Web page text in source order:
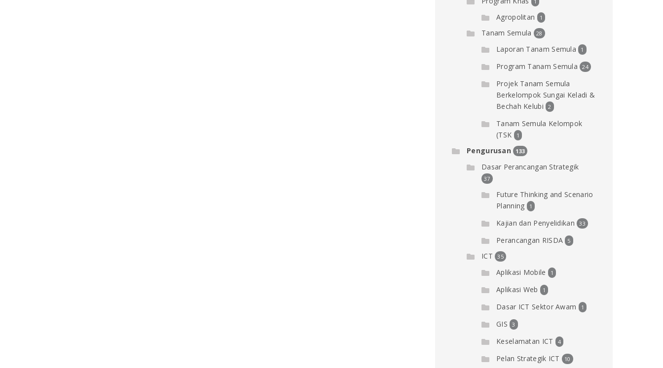
Agropolitan 1
Tanam Semula 28
Laporan Tanam Semula 1
Program Tanam Semula 24
Projek Tanam Semula
Berkelompok Sungai Keladi &
Bechah Kelubi
2
Tanam Semula Kelompok
(TSK
1
Pengurusan 133
Dasar Perancangan Strategik
37
Future Thinking and Scenario
Planning
1
Kajian dan Penyelidikan 33
Perancangan RISDA 5
ICT 35
Aplikasi Mobile 1
Aplikasi Web 1
Dasar ICT Sektor Awam 1
GIS 3
Keselamatan ICT 4
Pelan Strategik ICT 10